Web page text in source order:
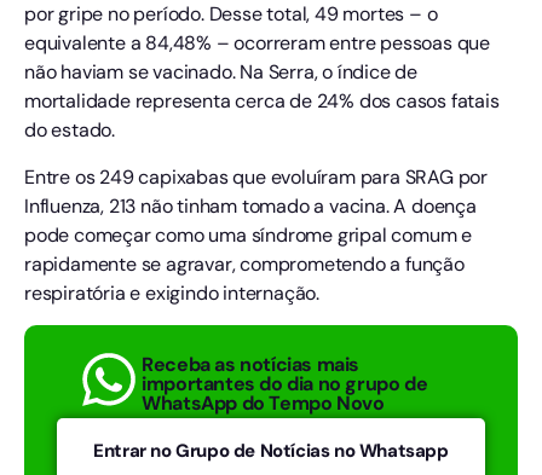
por gripe no período. Desse total, 49 mortes – o
equivalente a 84,48% – ocorreram entre pessoas que
não haviam se vacinado. Na Serra, o índice de
mortalidade representa cerca de 24% dos casos fatais
do estado.
Entre os 249 capixabas que evoluíram para SRAG por
Influenza, 213 não tinham tomado a vacina. A doença
pode começar como uma síndrome gripal comum e
rapidamente se agravar, comprometendo a função
respiratória e exigindo internação.
Receba as notícias mais
importantes do dia no grupo de
WhatsApp do Tempo Novo
Entrar no Grupo de Notícias no Whatsapp